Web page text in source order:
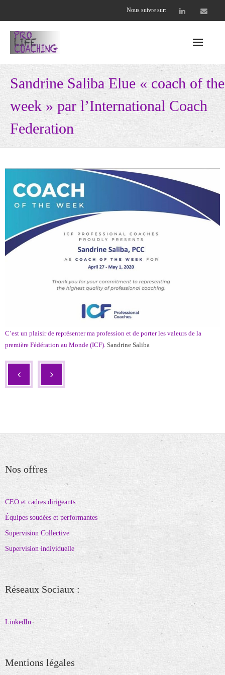
Nous suivre sur:
Accueil
Nos offres
- Entreprises
- - Équipes soudées et performantes
- Coachs professionnels
- - Supervision Collective
- - SuperVision Collective en tandem
- - Supervision Individuelle
- - Mentoring de coach
- - l’IA au service du coach professionnel
Qui sommes-nous ?
Contact
Sandrine Saliba Elue « coach of the
week » par l’International Coach
Federation
C’est un plaisir de représenter ma profession et de porter les valeurs de la
première Fédération au Monde (ICF). Sandrine Saliba
Nos offres
CEO et cadres dirigeants
Équipes soudées et performantes
Supervision Collective
Supervision individuelle
Réseaux Sociaux :
LinkedIn
Mentions légales